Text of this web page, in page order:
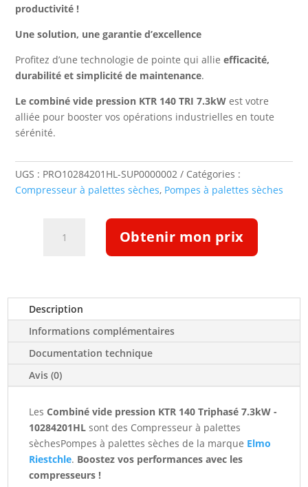
productivité !
Une solution, une garantie d’excellence
Profitez d’une technologie de pointe qui allieefficacité,
durabilité et simplicité de maintenance.
Le combiné vide pression KTR 140 TRI 7.3kWest votre
alliée pour booster vos opérations industrielles en toute
sérénité.
UGS : PRO10284201HL-SUP0000002
Catégories :
Compresseur à palettes sèches, Pompes à palettes sèches
KTR
140
Triphasé
7.3kW
-
10284201HL
Obtenir mon prix
Description
Informations complémentaires
Documentation technique
Avis (0)
Les Combiné vide pression KTR 140 Triphasé 7.3kW -
10284201HL sont des Compresseur à palettes
sèchesPompes à palettes sèches de la marque Elmo
Riestchle. Boostez vos performances avec les
compresseurs !